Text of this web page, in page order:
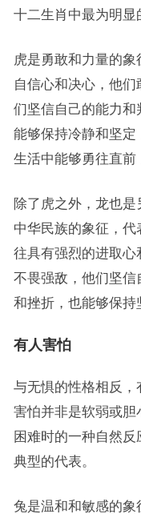
十二生肖中最为明显
虎是勇敢和力量的
自信心和决心，他
们坚信自己的能力
能够保持冷静和坚
生活中能够勇往直前
除了虎之外，龙也
中华民族的象征，
往具有强烈的进取心
不畏强敌，他们坚
和挫折，也能够保持
有人害怕
与无惧的性格相反
害怕并非是软弱或
困难时的一种自然
典型的代表。
兔是温和和敏感的